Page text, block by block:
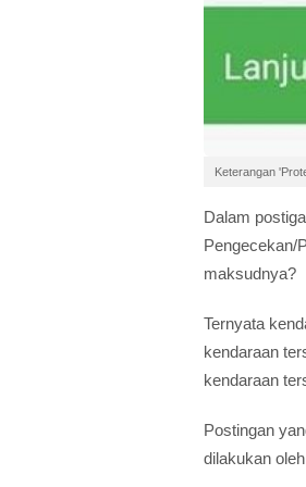
Keterangan
Dalam
Pengecekan/
maksudnya?
Ternyata
kendaraan
kendaraan
Postingan
dilakukan